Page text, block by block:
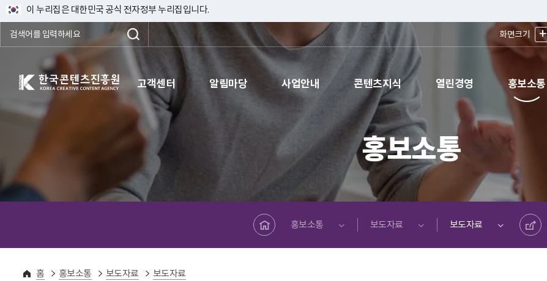
이 누리집은 대한민국 공식 전자정부 누리집입니다.
화면크기 +
한국콘텐츠진흥원 KOREA CREATIVE CONTENT AGENCY 고객센터 알림마당 사업안내 콘텐츠지식 열린경영 홍보소통
홍보소통
메인페이지로 바로가기
홍보소통
보도자료 보도자료
공유하기
홈 홍보소통 보도자료 보도자료